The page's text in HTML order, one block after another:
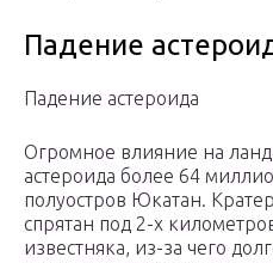
Падение
Падение астероида
Огромное влияние на
астероида более 64
полуостров Юкатан.
спрятан под 2-х
известняка, из-за чего